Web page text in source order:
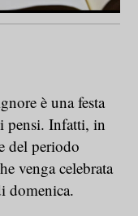
è una festa
pensi. Infatti, in
del periodo
venga celebrata
domenica.